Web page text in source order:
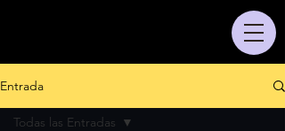
Entrada
Todas las Entradas